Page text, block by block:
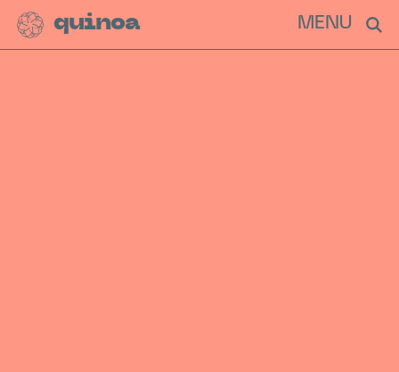
quinoa MENU